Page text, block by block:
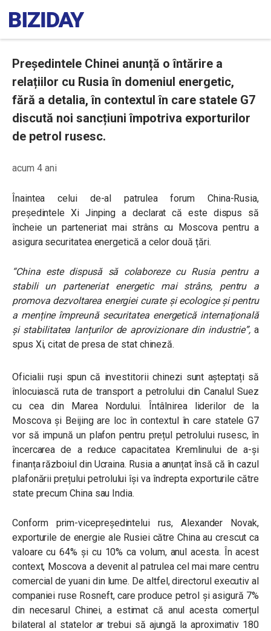
Președintele Chinei anunță o întărire a
relațiilor cu Rusia în domeniul energetic,
fără a detalia, în contextul în care statele G7
discută noi sancțiuni împotriva exporturilor
de petrol rusesc.
acum 4 ani
Înaintea celui de-al patrulea forum China-Rusia,
președintele Xi Jinping a declarat că este dispus să
încheie un parteneriat mai strâns cu Moscova pentru a
asigura securitatea energetică a celor două țări.
“China este dispusă să colaboreze cu Rusia pentru a
stabili un parteneriat energetic mai strâns, pentru a
promova dezvoltarea energiei curate și ecologice și pentru
a menține împreună securitatea energetică internațională
și stabilitatea lanțurilor de aprovizionare din industrie”,a
spus Xi, citat de presa de stat chineză.
Oficialii ruși spun că investitorii chinezi sunt așteptați să
înlocuiască ruta de transport a petrolului din Canalul Suez
cu cea din Marea Nordului. Întâlnirea liderilor de la
Moscova și Beijing are loc în contextul în care statele G7
vor să impună un plafon pentru prețul petrolului rusesc, în
încercarea de a reduce capacitatea Kremlinului de a-și
finanța războiul din Ucraina. Rusia a anunțat însă că în cazul
plafonării prețului petrolului își va îndrepta exporturile către
state precum China sau India.
Conform prim-vicepreședintelui rus, Alexander Novak,
exporturile de energie ale Rusiei către China au crescut ca
valoare cu 64% și cu 10% ca volum, anul acesta. În acest
context, Moscova a devenit al patrulea cel mai mare centru
comercial de yuani din lume. De altfel, directorul executiv al
companiei ruse Rosneft, care produce petrol și asigură 7%
din necesarul Chinei, a estimat că anul acesta comerțul
bilateral al statelor ar trebui să ajungă la aproximativ 180